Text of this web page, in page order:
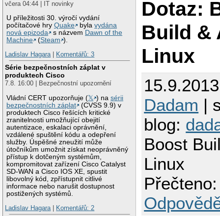
včera 04:44 | IT novinky
U příležitosti 30. výročí vydání
počítačové hryQuake bylavydána
nová epizoda
s názvem Dawn of the
Machine
(Steam ).
Ladislav Hagara| Komentářů: 3
Série bezpečnostních záplat v
produktech Cisco
7.8. 16:00 | Bezpečnostní upozornění
Vládní CERT upozorňuje (𝕏 ) nasérii
bezpečnostních záplat
(CVSS 9.9) v
produktech Cisco řešících kritické
zranitelnosti umožňující obejití
autentizace, eskalaci oprávnění,
vzdálené spuštění kódu a odepření
služby. Úspěšné zneužití může
útočníkům umožnit získat neoprávněný
přístup k dotčeným systémům,
kompromitovat zařízení Cisco Catalyst
SD-WAN a Cisco IOS XE, spustit
libovolný kód, zpřístupnit citlivé
informace nebo narušit dostupnost
postižených systémů.
Ladislav Hagara| Komentářů: 2
Dotaz:
Build &
Linux
Dadam |
blog:
Boost
Linux